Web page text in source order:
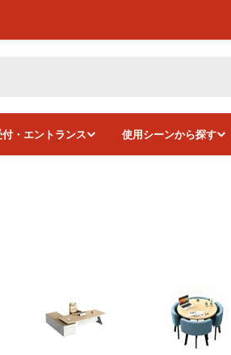
付・エントランス 使用シーンから探す